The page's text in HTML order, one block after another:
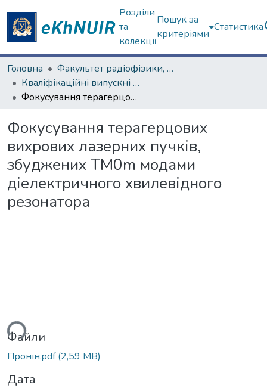
Розділи
та
колекції
Пошук за
критеріями
Статистика
Головна
Факультет радіофізики, біомедичної електроніки та комп’ютерних систем
Кваліфікаційні випускні роботи магістрів. Факультет радіофізики, біомедичної електроніки та комп’ютерних систем
Фокусування терагерцових вихрових лазерних пучків, збуджених TM0m модами діелектричного хвилевідного резонатора
Фокусування терагерцових
вихрових лазерних пучків,
збуджених TM0m модами
діелектричного хвилевідного
резонатора
Файли
Пронін.pdf(2,59 MB)
Дата